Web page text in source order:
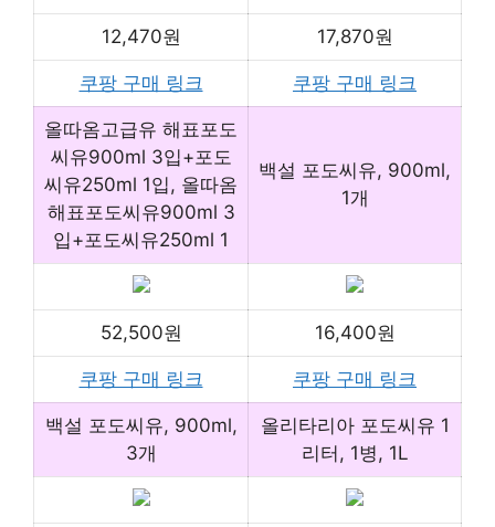
12,470원 17,870원
쿠팡 구매 링크 쿠팡 구매 링크
올따옴고급유 해표포도
씨유900ml 3입+포도
씨유250ml 1입, 올따옴
해표포도씨유900ml 3
입+포도씨유250ml 1
백설 포도씨유, 900ml,
1개
52,500원 16,400원
쿠팡 구매 링크 쿠팡 구매 링크
백설 포도씨유, 900ml,
3개
올리타리아 포도씨유 1
리터, 1병, 1L